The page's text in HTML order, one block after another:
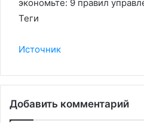
экономьте: 9 правил
Теги
Источник
Добавить комментарий